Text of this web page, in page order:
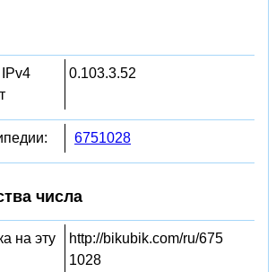
0.103.3.52
6751028
числа
на эту
http://bikubik.com/ru/675
1028